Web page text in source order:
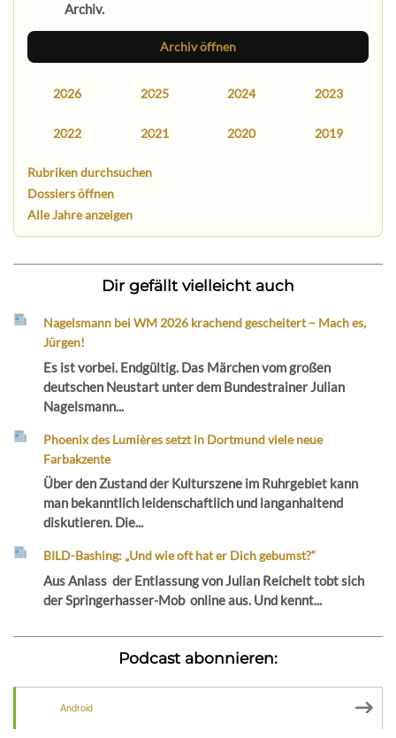
Archiv.
Archiv öffnen
2026 2025 2024 2023
2022 2021 2020 2019
Rubriken durchsuchen
Dossiers öffnen
Alle Jahre anzeigen
Dir gefällt vielleicht auch
Nagelsmann bei WM 2026 krachend gescheitert – Mach es,
Jürgen!
Es ist vorbei. Endgültig. Das Märchen vom großen
deutschen Neustart unter dem Bundestrainer Julian
Nagelsmann...
Phoenix des Lumières setzt in Dortmund viele neue
Farbakzente
Über den Zustand der Kulturszene im Ruhrgebiet kann
man bekanntlich leidenschaftlich und langanhaltend
diskutieren. Die...
BILD-Bashing: „Und wie oft hat er Dich gebumst?“
Aus Anlass der Entlassung von Julian Reichelt tobt sich
der Springerhasser-Mob online aus. Und kennt...
Podcast abonnieren:
Android